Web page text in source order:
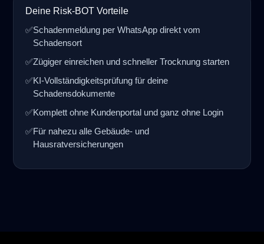
Deine Risk-BOT Vorteile
✅Schadenmeldung per WhatsApp direkt vom
Schadensort
✅Zügiger einreichen und schneller Trocknung starten
✅KI-Vollständigkeitsprüfung für deine
Schadensdokumente
✅Komplett ohne Kundenportal und ganz ohne Login
✅Für nahezu alle Gebäude- und
Hausratversicherungen